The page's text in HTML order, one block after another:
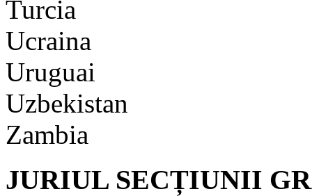
Turcia
Ucraina
Uruguai
Uzbekistan
Zambia
JURIUL SECȚIUNII